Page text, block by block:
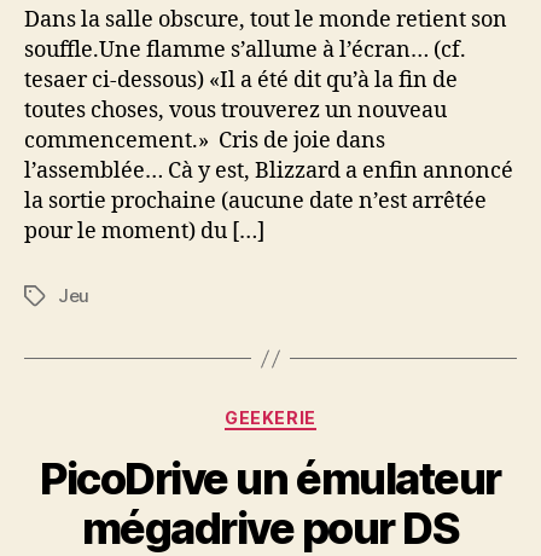
Dans la salle obscure, tout le monde retient son
souffle.Une flamme s’allume à l’écran… (cf.
tesaer ci-dessous) «Il a été dit qu’à la fin de
toutes choses, vous trouverez un nouveau
commencement.» Cris de joie dans
l’assemblée… Cà y est, Blizzard a enfin annoncé
la sortie prochaine (aucune date n’est arrêtée
pour le moment) du […]
Étiquettes
Jeu
Catégories
GEEKERIE
PicoDrive un émulateur
mégadrive pour DS